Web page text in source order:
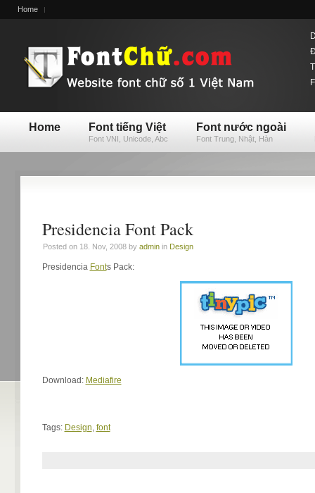
Home
Home Font tiếng Việt
Font VNI, Unicode, Abc
Font nước ngoài
Font Trung, Nhật, Hàn
Presidencia Font Pack
Posted on 18. Nov, 2008 by adminin Design
Presidencia Fonts Pack:
Download: Mediafire
Tags: Design, font